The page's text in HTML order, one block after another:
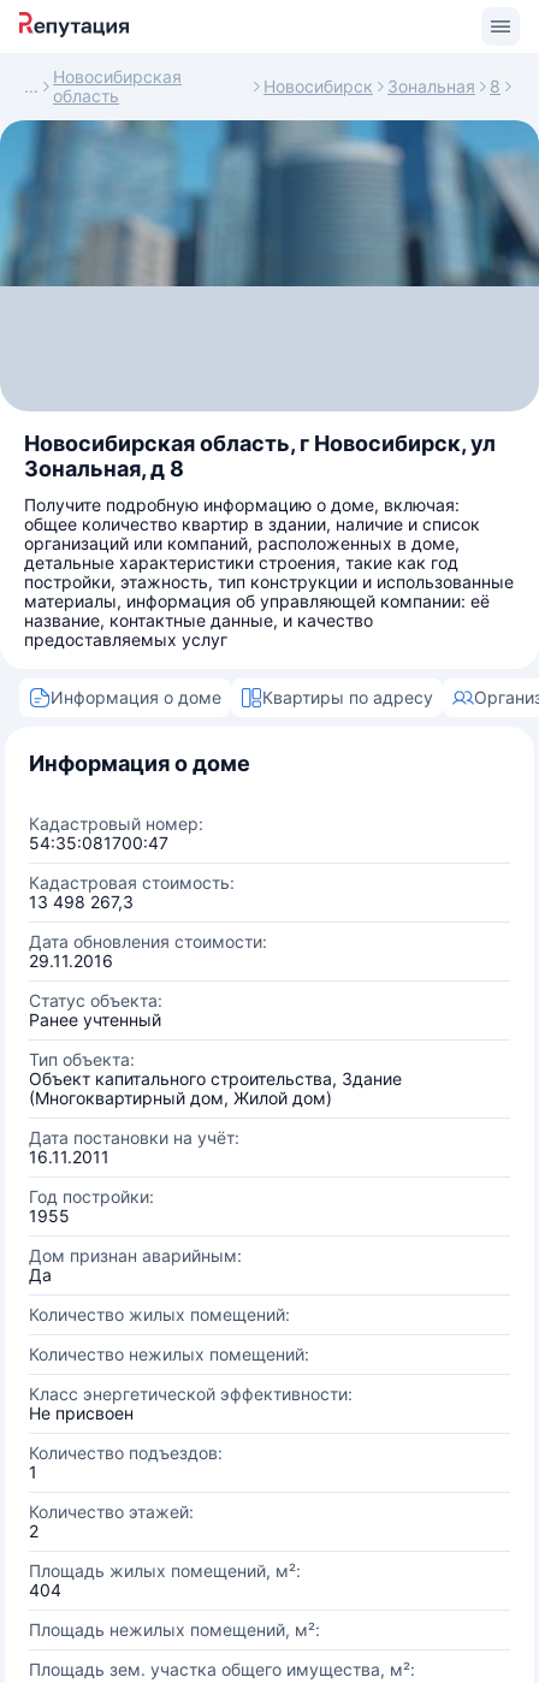
Новосибирская
область
Новосибирск Зональная 8
Новосибирская область, г Новосибирск, ул
Зональная, д 8
Получите подробную информацию о доме, включая:
общее количество квартир в здании, наличие и список
организаций или компаний, расположенных в доме,
детальные характеристики строения, такие как год
постройки, этажность, тип конструкции и использованные
материалы, информация об управляющей компании: её
название, контактные данные, и качество
предоставляемых услуг
Информация о доме Квартиры по адресу
Информация о доме
Кадастровый номер:
54:35:081700:47
Кадастровая стоимость:
13 498 267,3
Дата обновления стоимости:
29.11.2016
Статус объекта:
Ранее учтенный
Тип объекта:
Объект капитального строительства, Здание
(Многоквартирный дом, Жилой дом)
Дата постановки на учёт:
16.11.2011
Год постройки:
1955
Дом признан аварийным:
Да
Количество жилых помещений:
Количество нежилых помещений:
Класс энергетической эффективности:
Не присвоен
Количество подъездов:
1
Количество этажей:
2
Площадь жилых помещений, м²:
404
Площадь нежилых помещений, м²:
Площадь зем. участка общего имущества, м²: